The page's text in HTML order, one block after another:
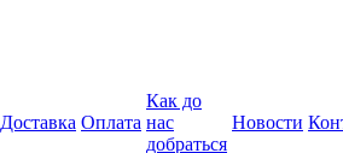
Доставка Оплата
Как до
нас
добраться
Новости